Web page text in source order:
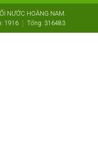
NƯỚC HOÀNG NAM.
1916 Tổng: 316483